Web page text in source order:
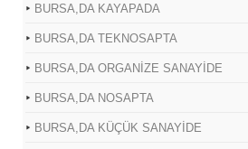
BURSA,DA KAYAPADA
BURSA,DA TEKNOSAPTA
BURSA,DA ORGANİZE SANAYİDE
BURSA,DA NOSAPTA
BURSA,DA KÜÇÜK SANAYİDE